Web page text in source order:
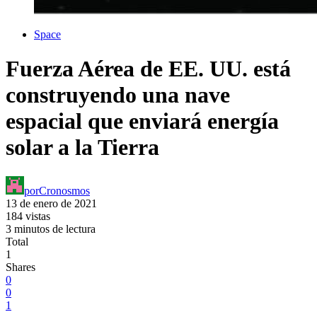
Space
Fuerza Aérea de EE. UU. está
construyendo una nave
espacial que enviará energía
solar a la Tierra
porCronosmos
13 de enero de 2021
184 vistas
3 minutos de lectura
Total
1
Shares
0
0
1